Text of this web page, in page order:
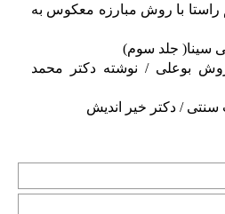
راستا با روش مبارزه معکوس به
سینا( جلد سوم)
روش بوعلی / نوشته دکتر محمد
/ دکتر خیر اندیش